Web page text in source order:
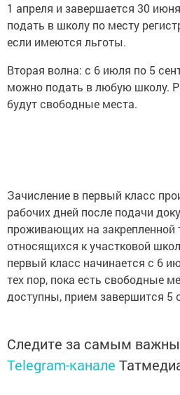
1 апреля и завершается 30
подать в школу по месту
если имеются льготы.
Вторая волна: с 6 июля по 5
можно подать в любую школу.
будут свободные места.
Зачисление в первый класс
рабочих дней после подачи
проживающих на закрепленной
относящихся к участковой
первый класс начинается с 6
тех пор, пока есть свободные
доступны, прием завершится 5
Следите за самым
Telegram-канале